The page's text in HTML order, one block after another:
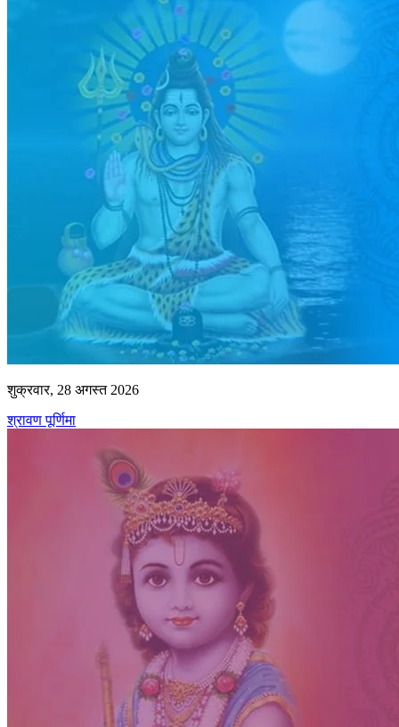
शुक्रवार, 28 अगस्त 2026
श्रावण पूर्णिमा